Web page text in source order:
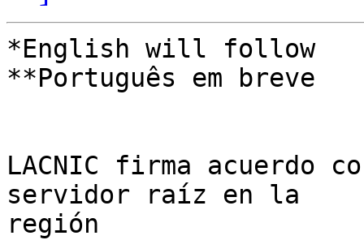
*English will follow
**Português em breve
LACNIC firma acuerdo
servidor raíz en la
región